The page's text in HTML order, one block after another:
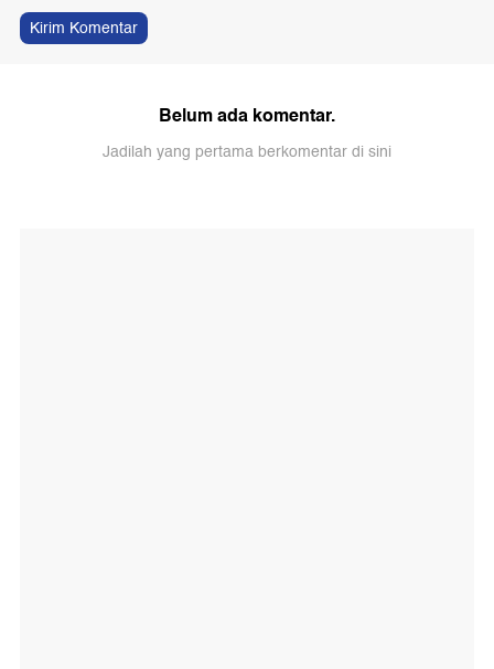
Kirim Komentar
Belum ada komentar.
Jadilah yang pertama berkomentar di sini